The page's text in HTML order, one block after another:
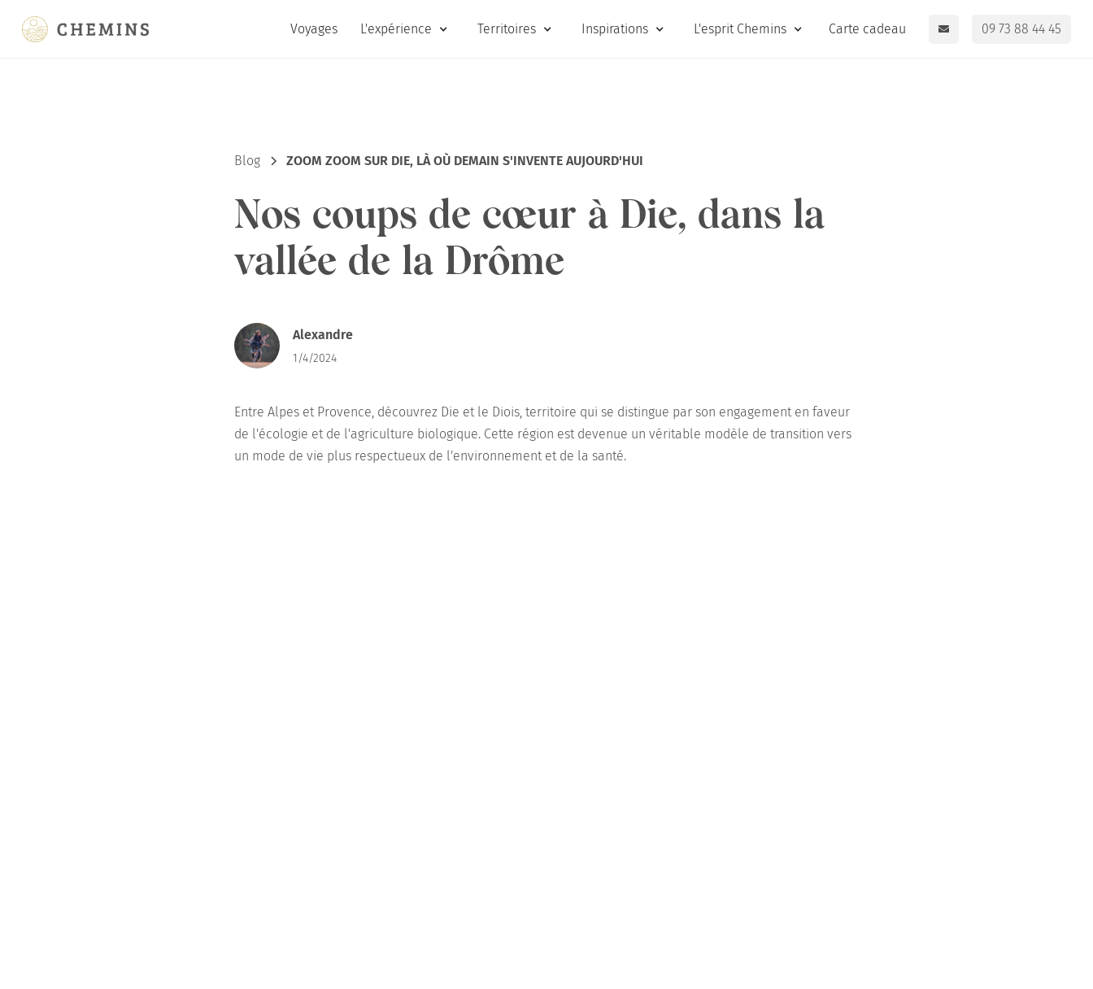
Voyages L'expérience Territoires Inspirations L'esprit Chemins Carte cadeau 09 73 88 44 45
Blog ZOOM ZOOM SUR DIE, LÀ OÙ DEMAIN S'INVENTE AUJOURD'HUI
Nos coups de cœur à Die, dans la
vallée de la Drôme
Alexandre
1/4/2024
Entre Alpes et Provence, découvrez Die et le Diois, territoire qui se distingue par son engagement en faveur
de l'écologie et de l'agriculture biologique. Cette région est devenue un véritable modèle de transition vers
un mode de vie plus respectueux de l'environnement et de la santé.